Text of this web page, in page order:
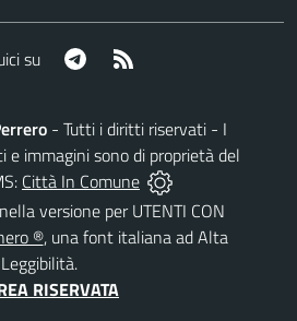
su Telegram
- Tutti i diritti riservati - I
immagini sono di proprietà del
Città In Comune
versione per UTENTI CON
®, una font italiana ad Alta
Leggibilità.
RISERVATA